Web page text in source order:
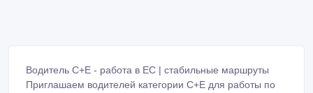
Водитель C+E - работа в ЕС | стабильные маршруты
Приглашаем водителей категории C+E для работы по